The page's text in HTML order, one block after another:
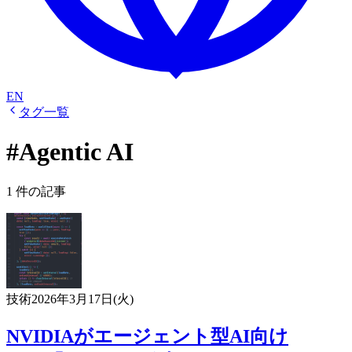
EN
タグ一覧
#Agentic AI
1 件の記事
技術2026年3月17日(火)
NVIDIAがエージェント型AI向け